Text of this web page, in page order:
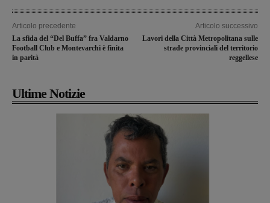
Articolo precedente
La sfida del “Del Buffa” fra Valdarno
Football Club e Montevarchi è finita
in parità
Articolo successivo
Lavori della Città Metropolitana sulle
strade provinciali del territorio
reggellese
Ultime Notizie